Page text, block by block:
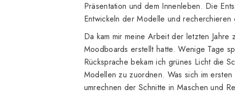
Präsentation und dem Innenleben. Die
Entwickeln der Modelle und recherchieren
Da kam mir meine Arbeit der letzten
Moodboards erstellt hatte. Wenige Tage
Rücksprache bekam ich grünes Licht die
Modellen zu zuordnen. Was sich im
umrechnen der Schnitte in Maschen und